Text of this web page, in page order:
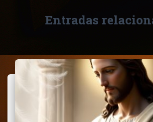
Entradas